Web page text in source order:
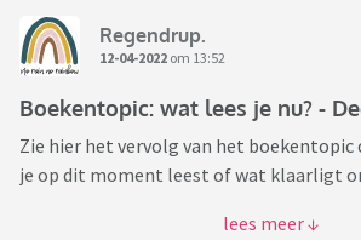
Regendrup.
12-04-2022 om 13:52
Boekentopic: wat lees je nu? -
Zie hier het vervolg van het
je op dit moment leest of wat klaarligt
Eventueel kun je erbij schrijven wat je er